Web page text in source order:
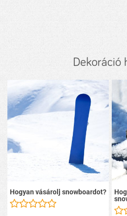
Dekoráció
Hogyan vásárolj snowboardot?